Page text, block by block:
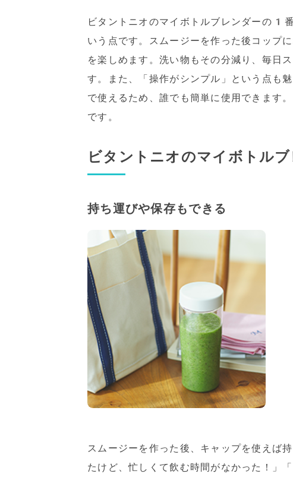
ビタントニオのマイボトルブレンダーの1
いう点です。スムージーを作った後コップ
を楽しめます。洗い物もその分減り、毎日
す。また、「操作がシンプル」という点も
で使えるため、誰でも簡単に使用できます
です。
ビタントニオのマイボトル
持ち運びや保存もできる
スムージーを作った後、キャップを使えば
たけど、忙しくて飲む時間がなかった！」